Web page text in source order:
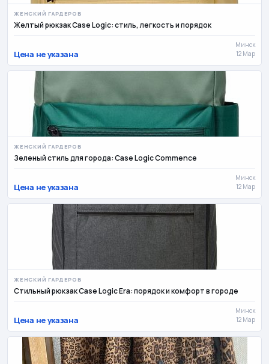
ЖЕНСКИЙ ГАРДЕРОБ
Желтый рюкзак Case Logic: стиль, легкость и порядок
Цена не указана
Минск
12 Мар
ЖЕНСКИЙ ГАРДЕРОБ
Зеленый стиль для города: Case Logic Commence
Цена не указана
Минск
12 Мар
ЖЕНСКИЙ ГАРДЕРОБ
Стильный рюкзак Case Logic Era: порядок и комфорт в городе
Цена не указана
Минск
12 Мар